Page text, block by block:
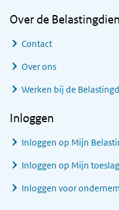
Over de
Contact
Over ons
Werken bij de
Inloggen
Inloggen op Mijn
Inloggen op Mijn
Inloggen voor